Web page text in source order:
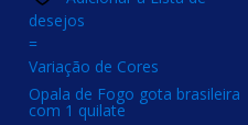
desejos
=
Variação de Cores
Opala de Fogo gota brasileira
com 1 quilate